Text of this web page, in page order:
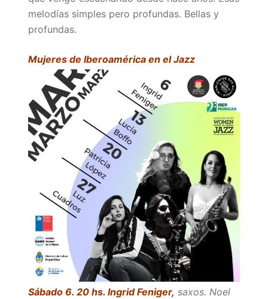
melodías simples pero profundas. Bellas y
profundas.
Mujeres de Iberoamérica en el Jazz
Sábado 6. 20 hs. Ingrid Feniger, saxos. Noel